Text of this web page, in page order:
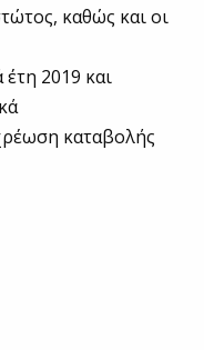
καθώς και οι
έτη 2019 και
καταβολής